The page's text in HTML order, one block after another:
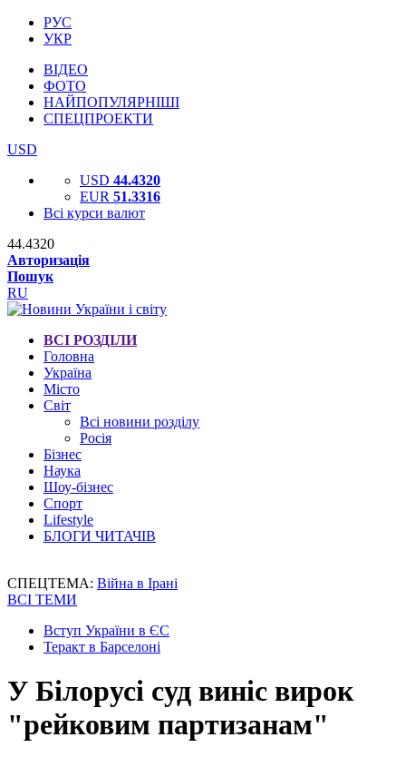
РУС
УКР
ВІДЕО
ФОТО
НАЙПОПУЛЯРНІШІ
СПЕЦПРОЕКТИ
USD
USD 44.4320
EUR 51.3316
Всі курси валют
44.4320
Авторизація
Пошук
RU
ВСІ РОЗДІЛИ
Головна
Україна
Місто
Світ
Всі новини розділу
Росія
Бізнес
Наука
Шоу-бізнес
Спорт
Lifestyle
БЛОГИ ЧИТАЧІВ
СПЕЦТЕМА: Війна в Ірані
ВСІ ТЕМИ
Вступ України в ЄС
Теракт в Барселоні
У Білорусі суд виніс вирок
"рейковим партизанам"